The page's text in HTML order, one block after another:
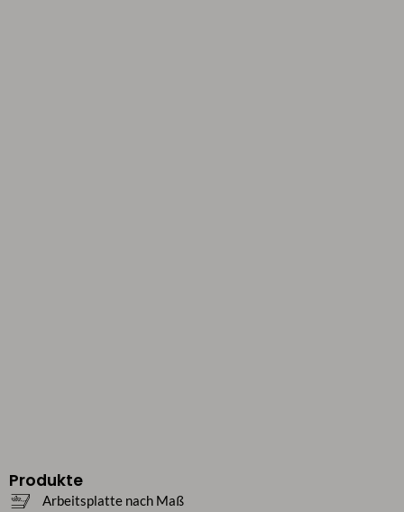
Produkte
Arbeitsplatte nach Maß